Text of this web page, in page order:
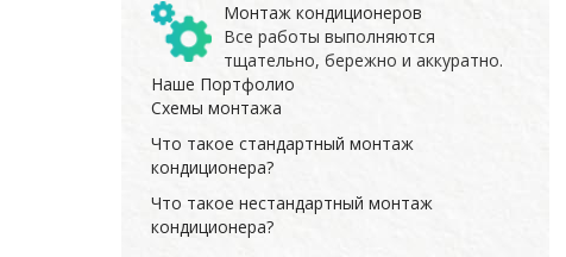
Монтаж кондиционеров
Все работы выполняются
тщательно, бережно и аккуратно.
Наше Портфолио
Схемы монтажа
Что такое стандартный монтаж
кондиционера?
Что такое нестандартный монтаж
кондиционера?